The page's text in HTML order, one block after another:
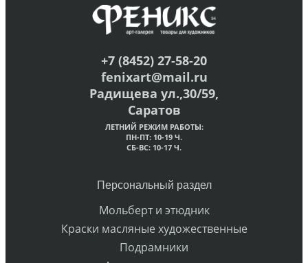
+7 (8452) 27-58-20
fenixart@mail.ru
Радищева ул.,30/59,
Саратов
ЛЕТНИЙ РЕЖИМ РАБОТЫ:
ПН-ПТ: 10-19 Ч.
СБ-ВС: 10-17 Ч.
Персональный раздел
Мольберт и этюдник
Краски масляные художественные
Подрамники